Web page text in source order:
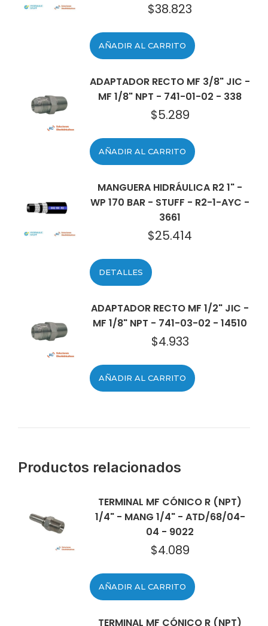
$38.823
AÑADIR AL CARRITO
ADAPTADOR RECTO MF 3/8" JIC -
MF 1/8" NPT - 741-01-02 - 338
$5.289
AÑADIR AL CARRITO
MANGUERA HIDRÁULICA R2 1" -
WP 170 BAR - STUFF - R2-1-AYC -
3661
$25.414
DETALLES
ADAPTADOR RECTO MF 1/2" JIC -
MF 1/8" NPT - 741-03-02 - 14510
$4.933
AÑADIR AL CARRITO
Productos relacionados
TERMINAL MF CÓNICO R (NPT)
1/4" - MANG 1/4" - ATD/68/04-
04 - 9022
$4.089
AÑADIR AL CARRITO
TERMINAL MF CÓNICO R (NPT)